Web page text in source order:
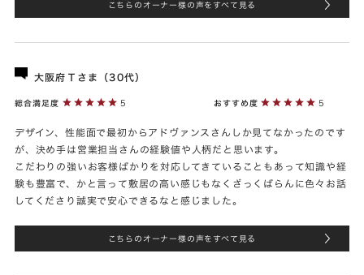
こちらのオーナー様の声をすべて見る
大阪府Ｔさま（30代）
総合満足度 5 おすすめ度 5
デザイン、性能面で最初からアドヴァンスさんしか見てなかったのです
が、決め手は営業担当さんの経験値や人柄だと思います。
こだわりの強いお客様ばかりを対応してきていることもあって知識や経
験も豊富で、かと言って敷居の高い感じもなくざっくばらんに色々お話
してくださり誠実で安心できるなと感じました。
こちらのオーナー様の声をすべて見る